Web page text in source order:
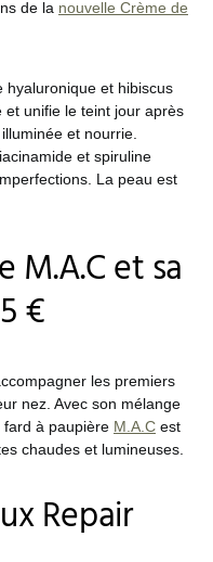
de la nouvelle Crème de
hyaluronique et hibiscus
unifie le teint jour après
et nourrie.
et spiruline
La peau est
M.A.C et sa
€
les premiers
nez. Avec son mélange
à paupière M.A.C est
chaudes et lumineuses.
Repair